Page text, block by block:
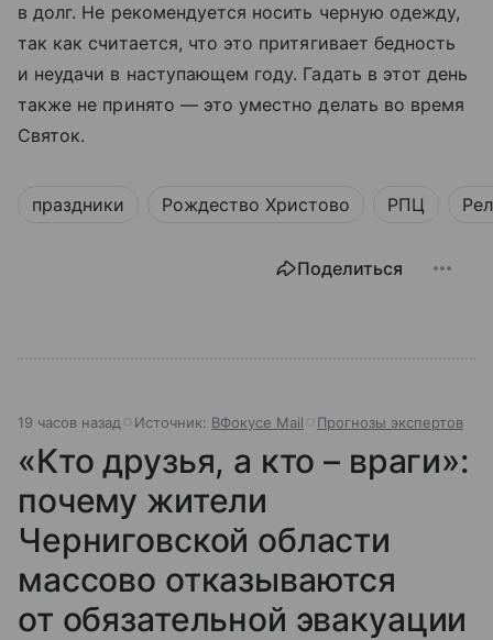
в долг. Не рекомендуется носить черную одежду,
так как считается, что это притягивает бедность
и неудачи в наступающем году. Гадать в этот день
также не принято — это уместно делать во время
Святок.
праздники Рождество Христово РПЦ
Поделиться
19 часов назад Источник: ВФокусе Mail Прогнозы экспертов
«Кто друзья, а кто – враги»:
почему жители
Черниговской области
массово отказываются
от обязательной эвакуации